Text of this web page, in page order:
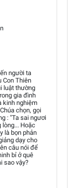
người ta
Con Thiên
luật thường
gia đình
kinh nghiệm
chọn, gọi
: "Ta sai ngươi
Hoặc
là bọn phản
dạy cho
câu nói để
bỉ ở quê
sao vậy?